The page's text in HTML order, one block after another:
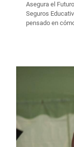
Asegura el
Seguros
pensado en